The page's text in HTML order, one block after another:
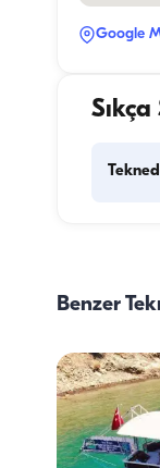
Google
görevi
Benzer